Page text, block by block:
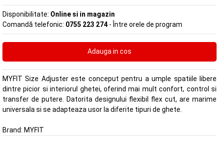
Disponibilitate: Online si in magazin
Comandă telefonic: 0755 223 274 - Între orele de program
MYFIT Size Adjuster este conceput pentru a umple spatiile libere
dintre picior si interiorul ghetei, oferind mai mult confort, control si
transfer de putere. Datorita designului flexibil flex cut, are marime
universala si se adapteaza usor la diferite tipuri de ghete.
Brand: MYFIT